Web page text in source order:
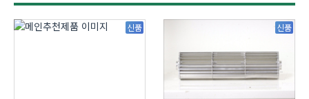
신품 신품